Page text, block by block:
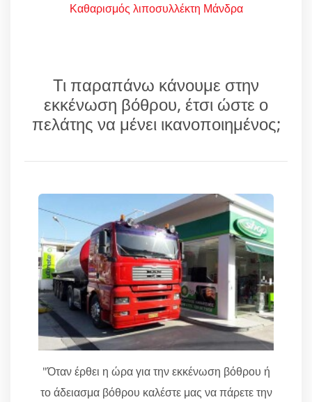
Καθαρισμός λιποσυλλέκτη Μάνδρα
Τι παραπάνω κάνουμε στην
εκκένωση βόθρου, έτσι ώστε ο
πελάτης να μένει ικανοποιημένος;
"Όταν έρθει η ώρα για την εκκένωση βόθρου ή
το άδειασμα βόθρου καλέστε μας να πάρετε την